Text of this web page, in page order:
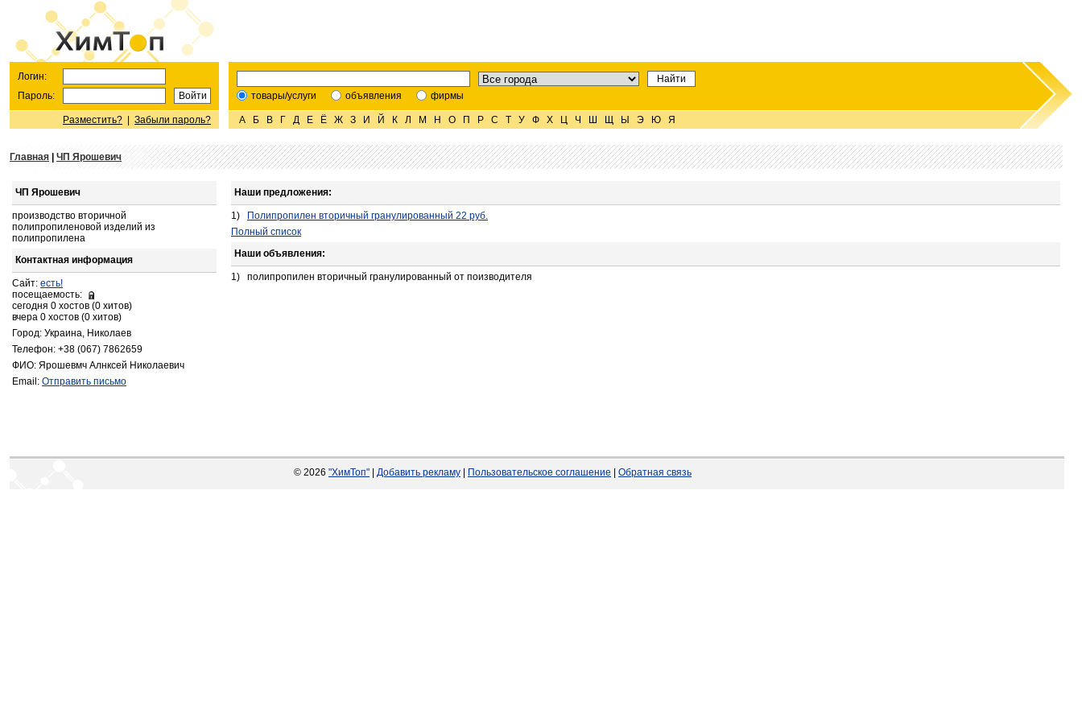
Логин:
Пароль:
Разместить? Забыли пароль?
товары/услуги объявления фирмы
А Б В Г Д Е Ё Ж З И Й К Л М Н О П Р С Т У Ф Х Ц Ч Ш Щ Ы Э Ю Я
Главная ЧП Ярошевич
ЧП Ярошевич
производство вторичной
полипропиленовой изделий из
полипропилена
Контактная информация
Сайт: есть!
посещаемость:
сегодня 0 хостов (0 хитов)
вчера 0 хостов (0 хитов)
Город: Украина, Николаев
Телефон: +38 (067) 7862659
ФИО: Ярошевмч Алнксей Николаевич
Email: Отправить письмо
Наши предложения:
1)
Полипропилен вторичный гранулированный 22 руб.
Полный список
Наши объявления:
1) полипропилен вторичный гранулированный от поизводителя
© 2026 "ХимТоп" Добавить рекламу Пользовательское соглашение Обратная связь